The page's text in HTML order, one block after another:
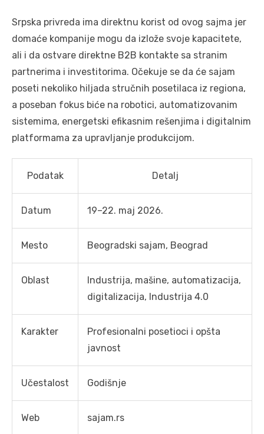
Srpska privreda ima direktnu korist od ovog sajma jer
domaće kompanije mogu da izlože svoje kapacitete,
ali i da ostvare direktne B2B kontakte sa stranim
partnerima i investitorima. Očekuje se da će sajam
poseti nekoliko hiljada stručnih posetilaca iz regiona,
a poseban fokus biće na robotici, automatizovanim
sistemima, energetski efikasnim rešenjima i digitalnim
platformama za upravljanje produkcijom.
Podatak Detalj
Datum 19–22. maj 2026.
Mesto Beogradski sajam, Beograd
Oblast
Industrija, mašine, automatizacija,
digitalizacija, Industrija 4.0
Karakter
Profesionalni posetioci i opšta
javnost
Učestalost Godišnje
Web sajam.rs